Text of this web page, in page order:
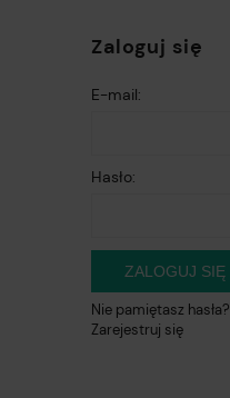
Zaloguj się
E-mail:
Hasło:
ZALOGUJ SIĘ
Nie pamiętasz hasła?
Zarejestruj się